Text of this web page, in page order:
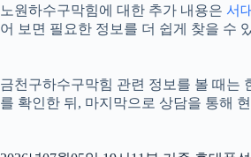
노원하수구막힘에 대한 추가 내용은 서
어 보면 필요한 정보를 더 쉽게 찾을 수
금천구하수구막힘 관련 정보를 볼 때는
를 확인한 뒤, 마지막으로 상담을 통해